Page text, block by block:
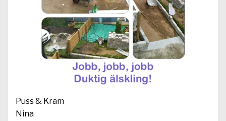
Puss & Kram
Nina